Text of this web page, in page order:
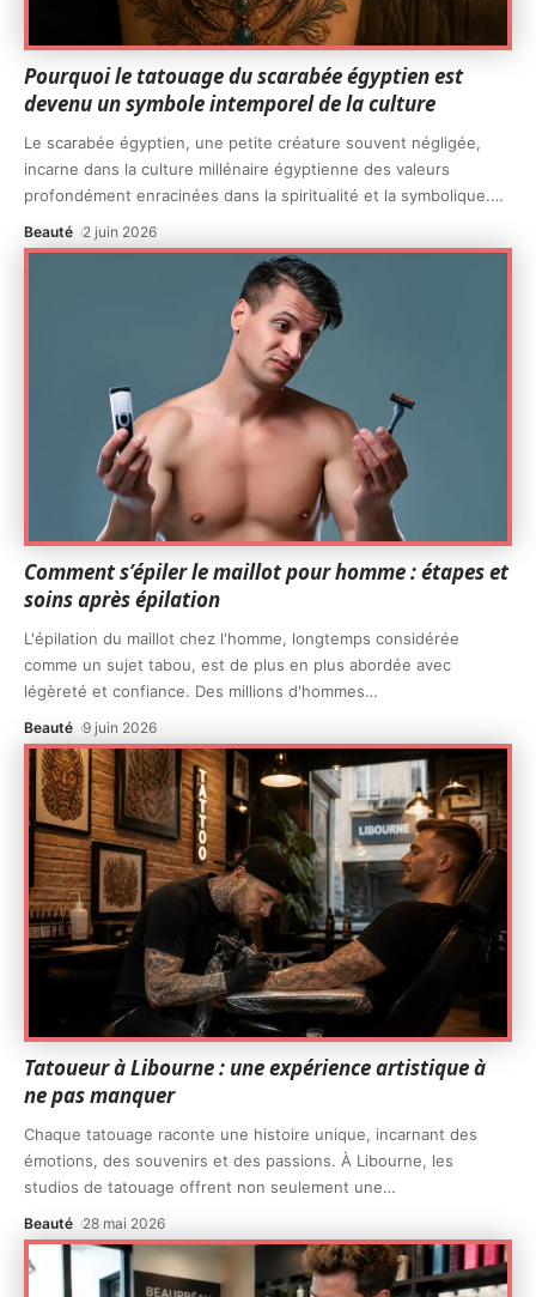
Pourquoi le tatouage du scarabée égyptien est
devenu un symbole intemporel de la culture
Le scarabée égyptien, une petite créature souvent négligée,
incarne dans la culture millénaire égyptienne des valeurs
profondément enracinées dans la spiritualité et la symbolique.…
Beauté 2 juin 2026
Comment s’épiler le maillot pour homme : étapes et
soins après épilation
L'épilation du maillot chez l'homme, longtemps considérée
comme un sujet tabou, est de plus en plus abordée avec
légèreté et confiance. Des millions d'hommes…
Beauté 9 juin 2026
Tatoueur à Libourne : une expérience artistique à
ne pas manquer
Chaque tatouage raconte une histoire unique, incarnant des
émotions, des souvenirs et des passions. À Libourne, les
studios de tatouage offrent non seulement une…
Beauté 28 mai 2026